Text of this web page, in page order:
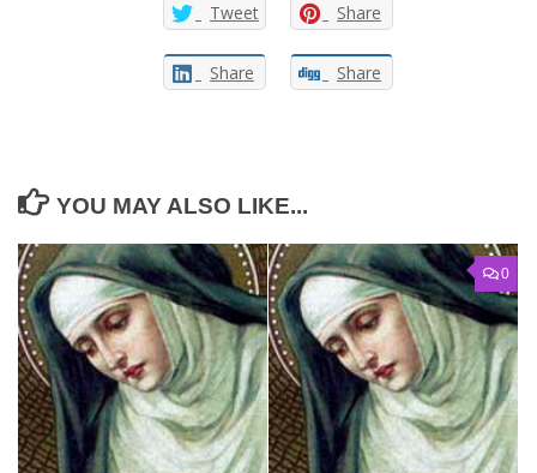
Tweet Share
Share Share
YOU MAY ALSO LIKE...
0